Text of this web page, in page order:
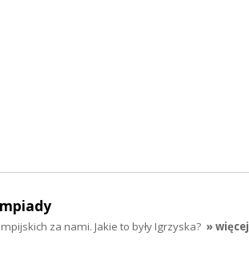
za nami. Jakie to były Igrzyska? » więcej